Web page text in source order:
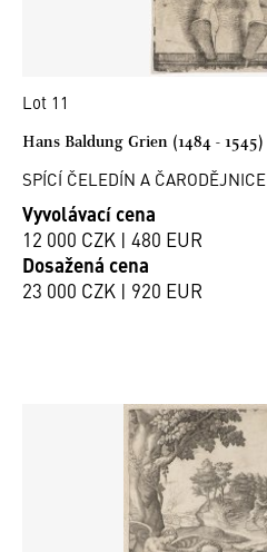
Lot 11
Hans Baldung Grien (1484 - 1545)
SPÍCÍ ČELEDÍN A ČARODĚJNICE
Vyvolávací cena
12 000 CZK | 480 EUR
Dosažená cena
23 000 CZK | 920 EUR